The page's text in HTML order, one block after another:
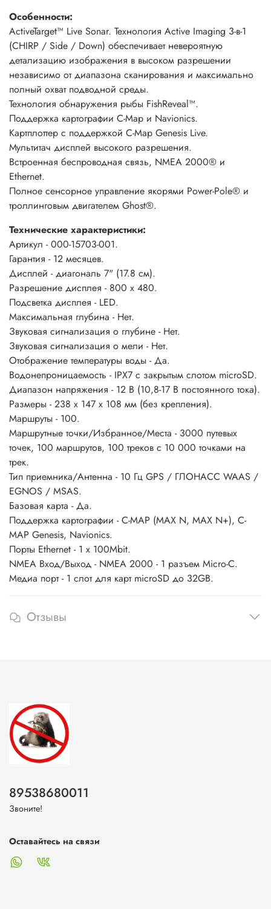
Особенности:
ActiveTarget™ Live Sonar. Технология Active Imaging 3-в-1
(CHIRP / Side / Down) обеспечивает невероятную
детализацию изображения в высоком разрешении
независимо от диапазона сканирования и максимально
полный охват подводной среды.
Технология обнаружения рыбы FishReveal™.
Поддержка картографии С-Map и Navionics.
Картплоттер с поддержкой С-Map Genesis Live.
Мультитач дисплей высокого разрешения.
Встроенная беспроводная связь, NMEA 2000® и
Ethernet.
Полное сенсорное управление якорями Power-Pole® и
троллинговым двигателем Ghost®.
Технические характеристики:
Артикул - 000-15703-001.
Гарантия - 12 месяцев.
Дисплей - диагональ 7" (17.8 см).
Разрешение дисплея - 800 x 480.
Подсветка дисплея - LED.
Максимальная глубина - Нет.
Звуковая сигнализация о глубине - Нет.
Звуковая сигнализация о мели - Нет.
Отображение температуры воды - Да.
Водонепроницаемость - IPX7 с закрытым слотом microSD.
Диапазон напряжения - 12 В (10,8-17 В постоянного тока).
Размеры - 238 x 147 x 108 мм (без крепления).
Маршруты - 100.
Маршрутные точки/Избранное/Места - 3000 путевых
точек, 100 маршрутов, 100 треков с 10 000 точками на
трек.
Тип приемника/Антенна - 10 Гц GPS / ГЛОНАСС WAAS /
EGNOS / MSAS.
Базовая карта - Да.
Поддержка картографии - C-MAP (MAX N, MAX N+), C-
MAP Genesis, Navionics.
Порты Ethernet - 1 x 100Mbit.
NMEA Вход/Выход - NMEA 2000 - 1 разъем Micro-C.
Медиа порт - 1 слот для карт microSD до 32GB.
Отзывы
89538680011
Звоните!
Оставайтесь на связи